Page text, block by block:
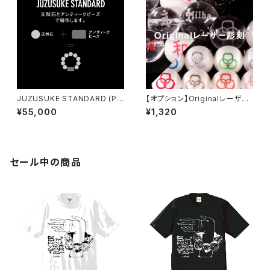
JUZUSUKE STANDARD (Pr
emium)
¥55,000
【オプション】Originalレーザー
彫刻 / 8mm 10mm
¥1,320
セール中の商品